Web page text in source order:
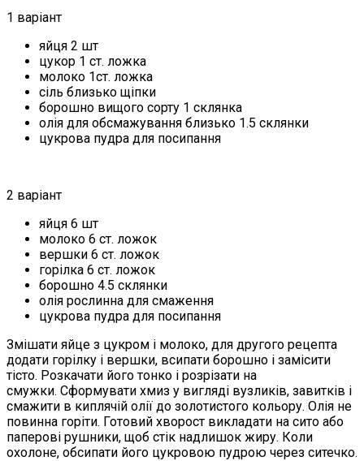
1 варіант
яйця 2 шт
цукор 1 ст. ложка
молоко 1ст. ложка
сіль близько щіпки
борошно вищого сорту 1 склянка
олія для обсмажування близько 1.5 склянки
цукрова пудра для посипання
2 варіант
яйця 6 шт
молоко 6 ст. ложок
вершки 6 ст. ложок
горілка 6 ст. ложок
борошно 4.5 склянки
олія рослинна для смаження
цукрова пудра для посипання
Змішати яйце з цукром і молоко, для другого рецепта
додати горілку і вершки, всипати борошно і замісити
тісто. Розкачати його тонко і розрізати на
смужки. Сформувати хмиз у вигляді вузликів, завитків і
смажити в киплячій олії до золотистого кольору. Олія не
повинна горіти. Готовий хворост викладати на сито або
паперові рушники, щоб стік надлишок жиру. Коли
охолоне, обсипати його цукровою пудрою через ситечко.